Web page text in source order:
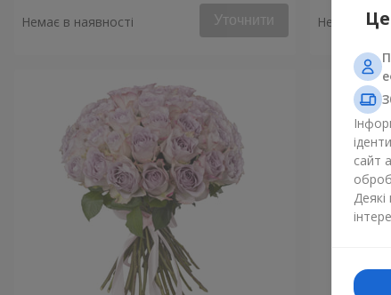
Немає в наявності Уточнити Немає в
сайт